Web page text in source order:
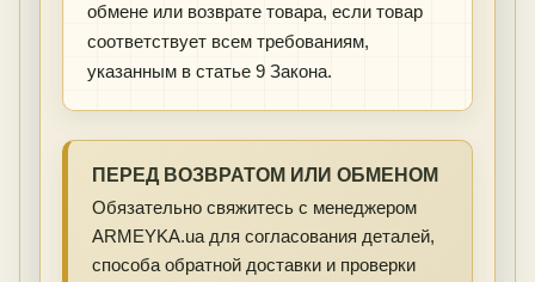
обмене или возврате товара, если товар
соответствует всем требованиям,
указанным в статье 9 Закона.
ПЕРЕД ВОЗВРАТОМ ИЛИ ОБМЕНОМ
Обязательно свяжитесь с менеджером
ARMEYKA.ua для согласования деталей,
способа обратной доставки и проверки